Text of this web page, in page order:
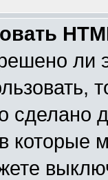
сделано